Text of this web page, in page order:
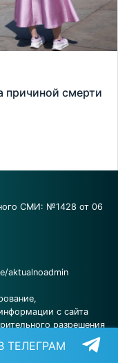
причиной смерти
СМИ: №1428 от 06
aktualnoadmin
с сайта
разрешения
ТЕЛЕГРАМ